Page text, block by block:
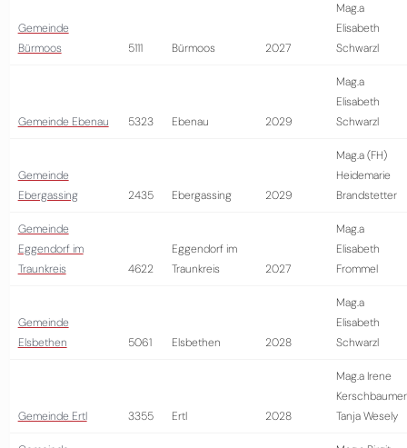
Gemeinde
Bürmoos
5111 Bürmoos 2027
Mag.a
Elisabeth
Schwarzl
Gemeinde Ebenau 5323 Ebenau 2029
Mag.a
Elisabeth
Schwarzl
Gemeinde
Ebergassing
2435 Ebergassing 2029
Mag.a (FH)
Heidemarie
Brandstetter
Gemeinde
Eggendorf im
Traunkreis
4622
Eggendorf im
Traunkreis
2027
Mag.a
Elisabeth
Frommel
Gemeinde
Elsbethen
5061 Elsbethen 2028
Mag.a
Elisabeth
Schwarzl
Gemeinde Ertl 3355 Ertl 2028
Mag.a Irene
Tanja Wesely